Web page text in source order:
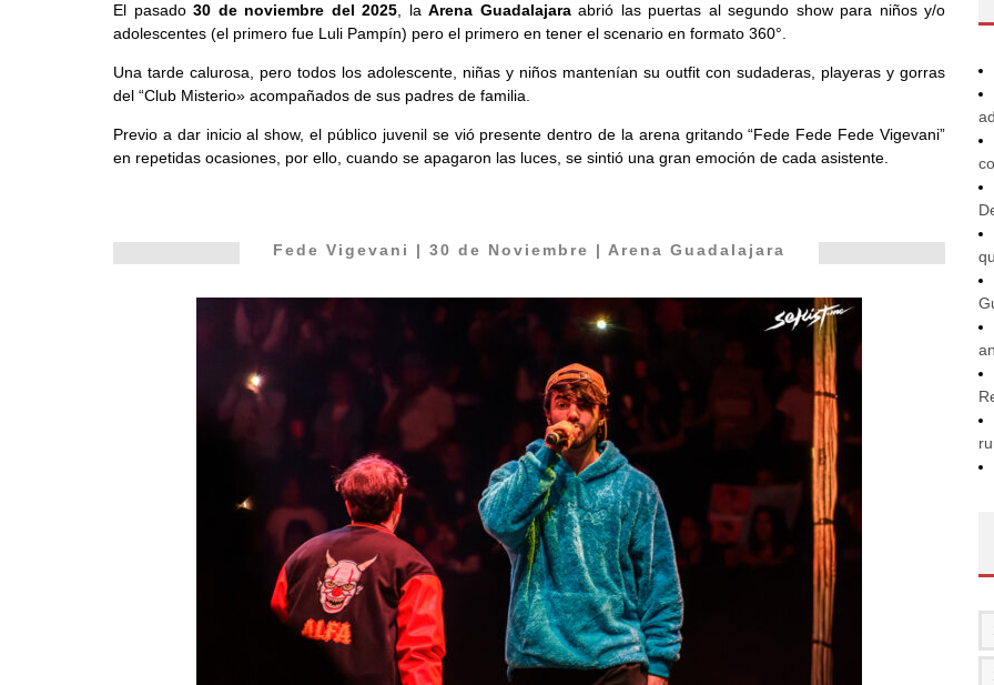
El pasado30 de noviembre del 2025 , la Arena Guadalajaraabrió las puertas al segundo show para niños y/o
adolescentes (el primero fue Luli Pampín) pero el primero en tener el scenario en formato 360°.
Una tarde calurosa, pero todos los adolescente, niñas y niños mantenían su outfit con sudaderas, playeras y gorras
del “Club Misterio» acompañados de sus padres de familia.
Previo a dar inicio al show, el público juvenil se vió presente dentro de la arena gritando “Fede Fede Fede Vigevani”
en repetidas ocasiones, por ello, cuando se apagaron las luces, se sintió una gran emoción de cada asistente.
Fede Vigevani | 30 de Noviembre | Arena Guadalajara